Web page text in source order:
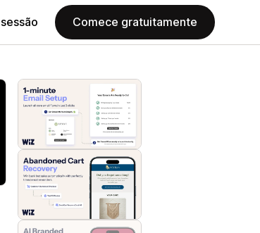
Comece gratuitamente